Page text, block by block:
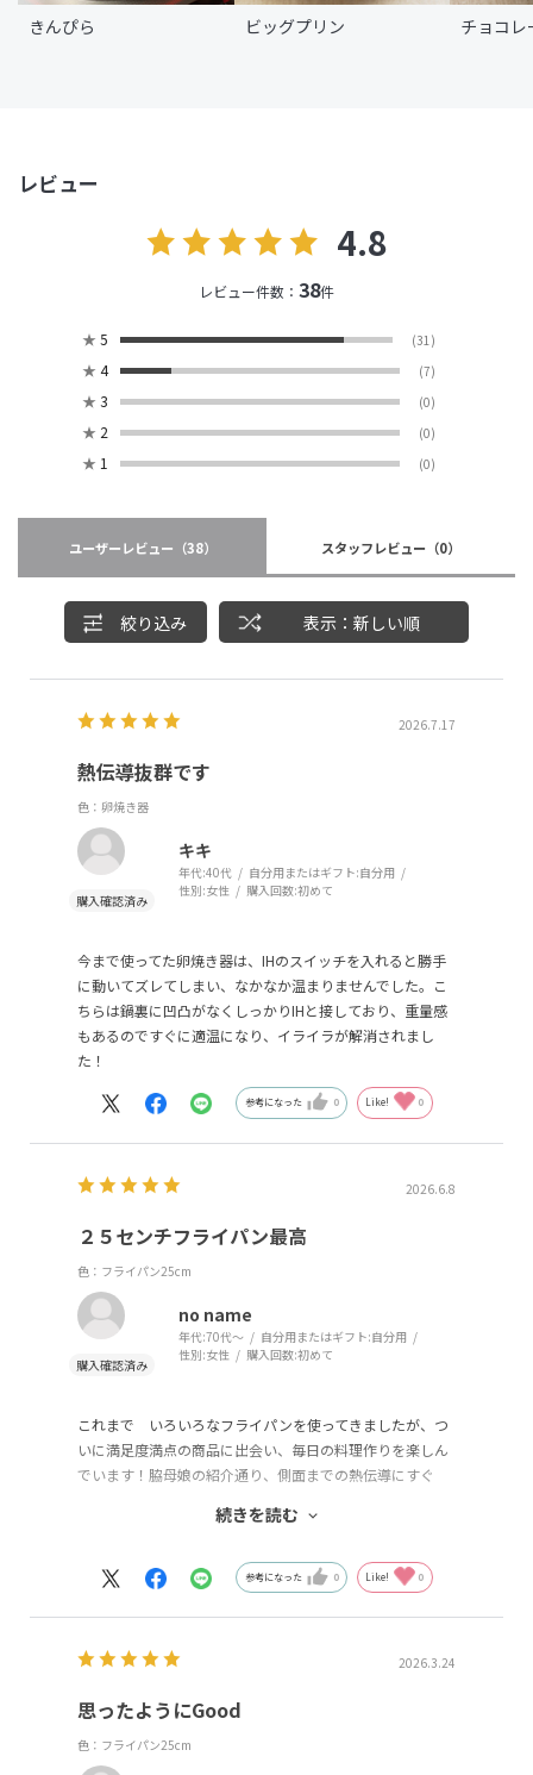
きんぴら ビッグプリン チョコレ
レビュー
4.8
レビュー件数： 38件
★ 5 (31)
★ 4 (7)
★ 3 (0)
★ 2 (0)
★ 1 (0)
ユーザーレビュー （38） スタッフレビュー （0）
絞り込み 表示：新しい順
2026.7.17
熱伝導抜群です
色：卵焼き器
キキ
年代:40代 自分用またはギフト:自分用
性別:女性 購入回数:初めて
今まで使ってた卵焼き器は、IHのスイッチを入れると勝手
に動いてズレてしまい、なかなか温まりませんでした。こ
ちらは鍋裏に凹凸がなくしっかりIHと接しており、重量感
もあるのですぐに適温になり、イライラが解消されまし
た！
参考になった 0 Like! 0
2026.6.8
２５センチフライパン最高
色：フライパン25cm
no name
年代:70代～ 自分用またはギフト:自分用
性別:女性 購入回数:初めて
これまで いろいろなフライパンを使ってきましたが、つ
いに満足度満点の商品に出会い、毎日の料理作りを楽しん
でいます！脇母娘の紹介通り、側面までの熱伝導にすぐ
と材質がよく、 使用後の洗い易さが抜群で気に入りまし
別サイズのフライパンも使用したいと思います。
続きを読む
参考になった 0 Like! 0
2026.3.24
思ったようにGood
色：フライパン25cm